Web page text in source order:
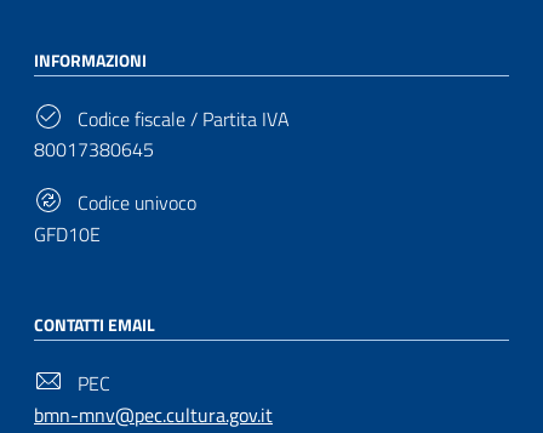
INFORMAZIONI
Codice fiscale / Partita IVA
80017380645
Codice univoco
GFD10E
CONTATTI EMAIL
PEC
bmn-mnv@pec.cultura.gov.it